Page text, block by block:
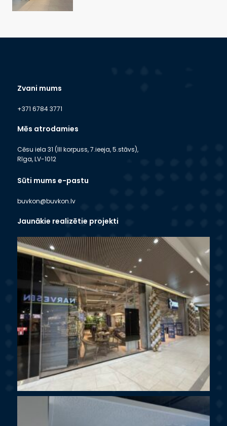
Zvani mums
+371 6784 3771
Mēs atrodamies
Cēsu iela 31 (III korpuss, 7.ieeja, 5.stāvs),
Rīga, LV-1012
Sūti mums e-pastu
buvkon@buvkon.lv
Jaunākie realizētie projekti